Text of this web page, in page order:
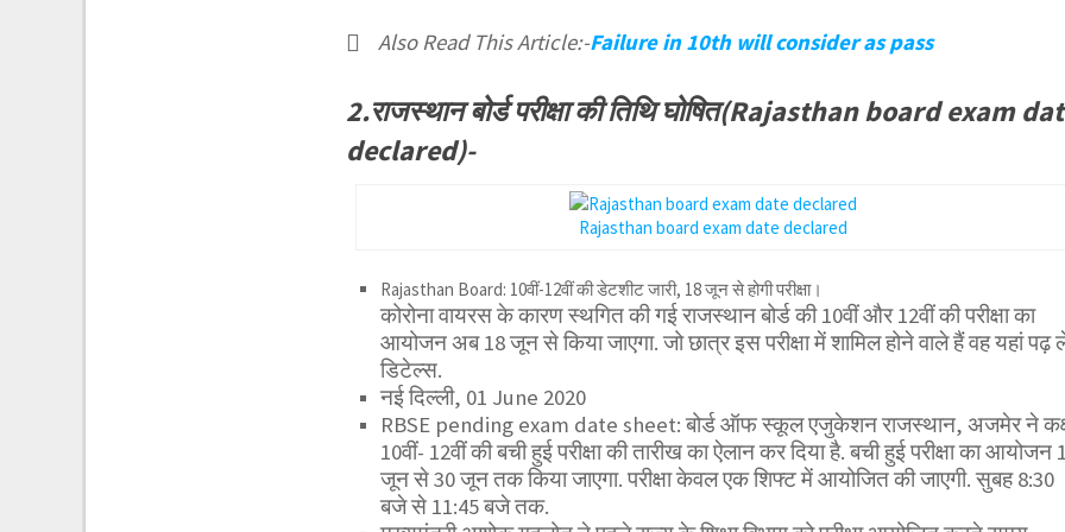
Also Read This Article:-Failure in 10th will consider as pass
2.राजस्थान बोर्ड परीक्षा की तिथि घोषित(Rajasthan board exam
declared)-
Rajasthan board exam date declared
Rajasthan Board: 10वीं-12वीं की डेटशीट जारी, 18 जून से होगी परीक्षा।
कोरोना वायरस के कारण स्थगित की गई राजस्थान बोर्ड की 10वीं और 12वीं की परीक्षा का
आयोजन अब 18 जून से किया जाएगा. जो छात्र इस परीक्षा में शामिल होने वाले हैं वह यहां पढ़
डिटेल्स.
नई दिल्ली, 01 June 2020
RBSE pending exam date sheet: बोर्ड ऑफ स्कूल एजुकेशन राजस्थान, अजमेर ने
10वीं- 12वीं की बची हुई परीक्षा की तारीख का ऐलान कर दिया है. बची हुई परीक्षा का आयोजन
जून से 30 जून तक किया जाएगा. परीक्षा केवल एक शिफ्ट में आयोजित की जाएगी. सुबह 8:30
बजे से 11:45 बजे तक.